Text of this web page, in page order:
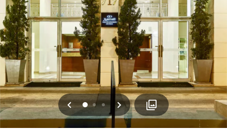
上一页
012 下一页